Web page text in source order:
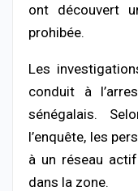
ont découvert
prohibée.
Les
conduit à
sénégalais.
l’enquête, les
à un réseau
dans la zone.